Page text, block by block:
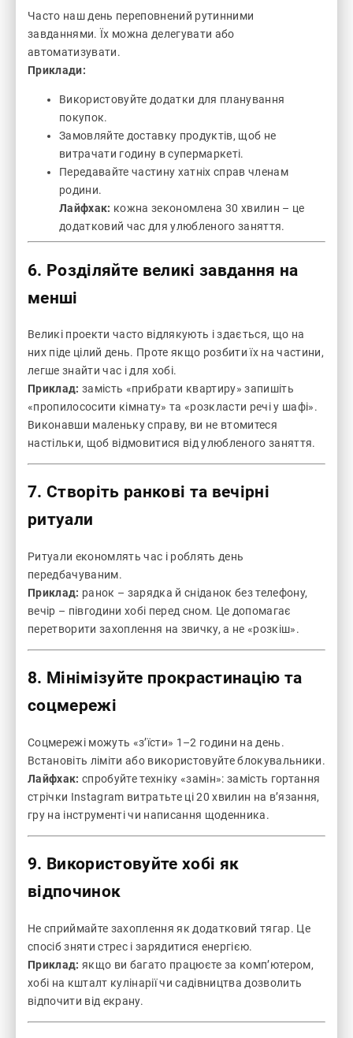
Часто наш день переповнений рутинними
завданнями. Їх можна делегувати або
автоматизувати.
Приклади:
Використовуйте додатки для планування
покупок.
Замовляйте доставку продуктів, щоб не
витрачати годину в супермаркеті.
Передавайте частину хатніх справ членам
родини.
Лайфхак: кожна зекономлена 30 хвилин – це
додатковий час для улюбленого заняття.
6. Розділяйте великі завдання на
менші
Великі проекти часто відлякують і здається, що на
них піде цілий день. Проте якщо розбити їх на частини,
легше знайти час і для хобі.
Приклад: замість «прибрати квартиру» запишіть
«пропилососити кімнату» та «розкласти речі у шафі».
Виконавши маленьку справу, ви не втомитеся
настільки, щоб відмовитися від улюбленого заняття.
7. Створіть ранкові та вечірні
ритуали
Ритуали економлять час і роблять день
передбачуваним.
Приклад: ранок – зарядка й сніданок без телефону,
вечір – півгодини хобі перед сном. Це допомагає
перетворити захоплення на звичку, а не «розкіш».
8. Мінімізуйте прокрастинацію та
соцмережі
Соцмережі можуть «з’їсти» 1–2 години на день.
Встановіть ліміти або використовуйте блокувальники.
Лайфхак: спробуйте техніку «замін»: замість гортання
стрічки Instagram витратьте ці 20 хвилин на в’язання,
гру на інструменті чи написання щоденника.
9. Використовуйте хобі як
відпочинок
Не сприймайте захоплення як додатковий тягар. Це
спосіб зняти стрес і зарядитися енергією.
Приклад: якщо ви багато працюєте за комп’ютером,
хобі на кшталт кулінарії чи садівництва дозволить
відпочити від екрану.